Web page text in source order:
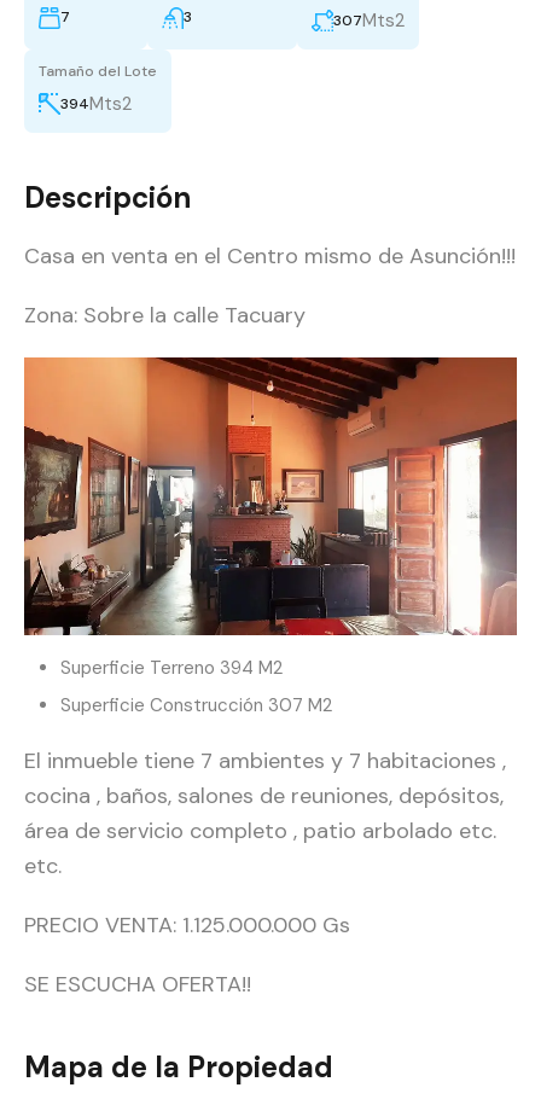
7
3
307Mts2
Tamaño del Lote
394Mts2
Descripción
Casa en venta en el Centro mismo de Asunción!!!
Zona: Sobre la calle Tacuary
Superficie Terreno 394 M2
Superficie Construcción 307 M2
El inmueble tiene 7 ambientes y 7 habitaciones ,
cocina , baños, salones de reuniones, depósitos,
área de servicio completo , patio arbolado etc.
etc.
PRECIO VENTA: 1.125.000.000 Gs
SE ESCUCHA OFERTA!!
Mapa de la Propiedad